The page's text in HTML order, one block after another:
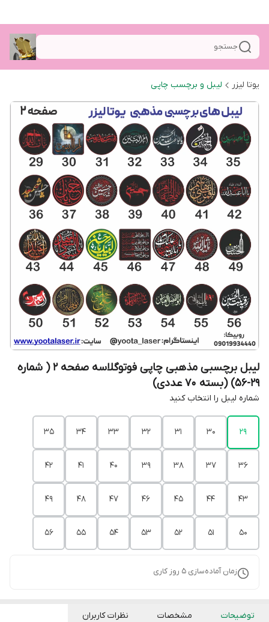
جستجو
یوتا لیزر لیبل و برچسب چاپی
لیبل برچسبی مذهبی چاپی فوتوگلاسه صفحه 2 ( شماره
29-56) (بسته 70 عددی)
شماره لیبل را انتخاب کنید
29
30
31
32
33
34
35
36
37
38
39
40
41
42
43
44
45
46
47
48
49
50
51
52
53
54
55
56
زمان آماده‌سازی 5 روز کاری
توضیحات مشخصات نظرات کاربران